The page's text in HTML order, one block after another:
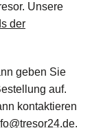
Unsere
der
geben Sie
auf.
kontaktieren
.